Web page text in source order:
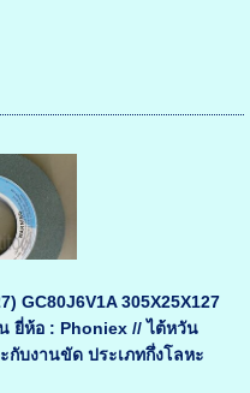
GC80J6V1A 305X25X127
ยี่ห้อ : Phoniex // ไต้หวัน
กับงานขัด ประเภทกึ่งโลหะ